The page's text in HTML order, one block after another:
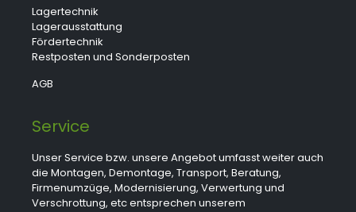
Lagertechnik
Lagerausstattung
Fördertechnik
Restposten und Sonderposten
AGB
Service
Unser Service bzw. unsere Angebot umfasst weiter auch
die Montagen, Demontage, Transport, Beratung,
Firmenumzüge, Modernisierung, Verwertung und
Verschrottung, etc entsprechen unserem